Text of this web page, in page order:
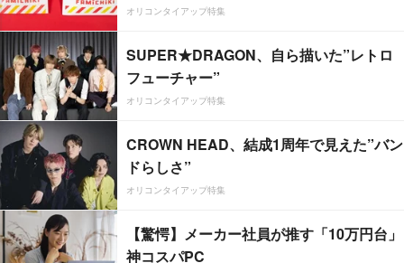
オリコンタイアップ特集
SUPER★DRAGON、自ら描いた”レトロ
フューチャー”
オリコンタイアップ特集
CROWN HEAD、結成1周年で見えた”バン
ドらしさ”
オリコンタイアップ特集
【驚愕】メーカー社員が推す「10万円台」
神コスパPC